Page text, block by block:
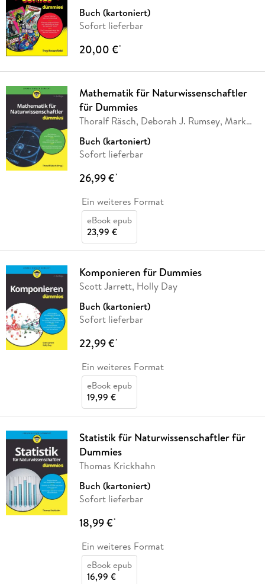
Buch (kartoniert)
Sofort lieferbar
20,00 €*
Mathematik für Naturwissenschaftler
für Dummies
Thoralf Räsch, Deborah J. Rumsey, Mark
Buch (kartoniert)
Sofort lieferbar
26,99 €*
Ein weiteres Format
eBook epub
23,99 €
Komponieren für Dummies
Scott Jarrett, Holly Day
Buch (kartoniert)
Sofort lieferbar
22,99 €*
Ein weiteres Format
eBook epub
19,99 €
Statistik für Naturwissenschaftler für
Dummies
Thomas Krickhahn
Buch (kartoniert)
Sofort lieferbar
18,99 €*
Ein weiteres Format
eBook epub
16,99 €